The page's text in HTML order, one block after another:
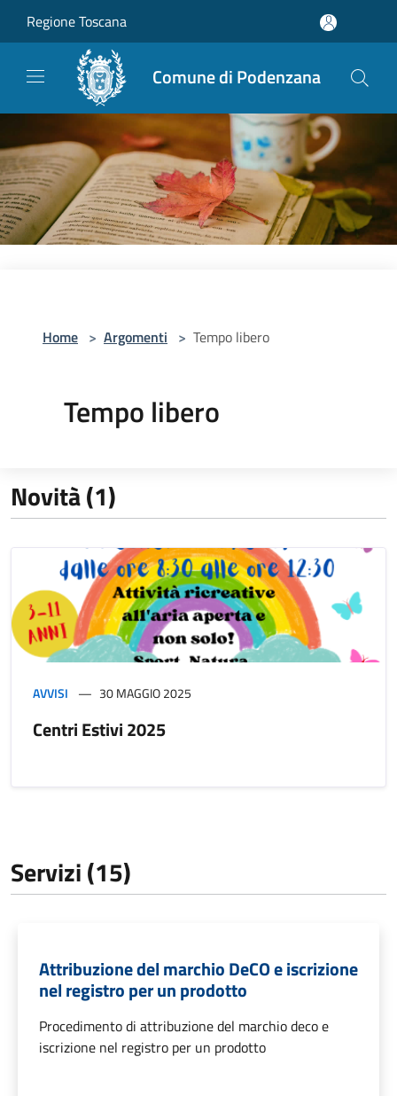
Regione Toscana
Comune di Podenzana
Home > Argomenti > Tempo libero
Tempo libero
Novità (1)
AVVISI 30 MAGGIO 2025
Centri Estivi 2025
Servizi (15)
Attribuzione del marchio DeCO e iscrizione
nel registro per un prodotto
Procedimento di attribuzione del marchio deco e
iscrizione nel registro per un prodotto